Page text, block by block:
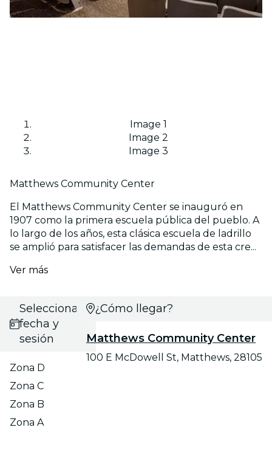
Image 1
Image 2
Image 3
Matthews Community Center
El Matthews Community Center se inauguró en
1907 como la primera escuela pública del pueblo. A
lo largo de los años, esta clásica escuela de ladrillo
se amplió para satisfacer las demandas de esta cre...
Ver más
Selecciona
fecha y
sesión
Zona D
Zona C
Zona B
Zona A
¿Cómo llegar?
Matthews Community Center
100 E McDowell St, Matthews, 28105